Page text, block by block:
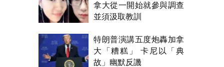
拿大從一開始就參與調查
並須汲取教訓
特朗普演講五度炮轟加拿
大「糟糕」 卡尼以「典
故」幽默反譏